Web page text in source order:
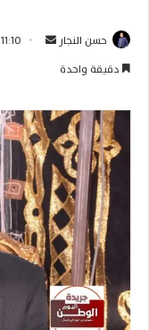
حسن النجار
ل
ب
ر
ي
د
ا
إ
ل
ك
ر
11:10 م1 أغسطس، 2025
دقيقة واحدة